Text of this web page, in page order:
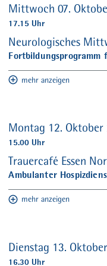
Mittwoch 07.
17.15 Uhr
Neurologisches
Fortbildungsprogramm
mehr anzeigen
Montag 12. Oktober
15.00 Uhr
Trauercafé Essen
Ambulanter
mehr anzeigen
Dienstag 13.
16.30 Uhr